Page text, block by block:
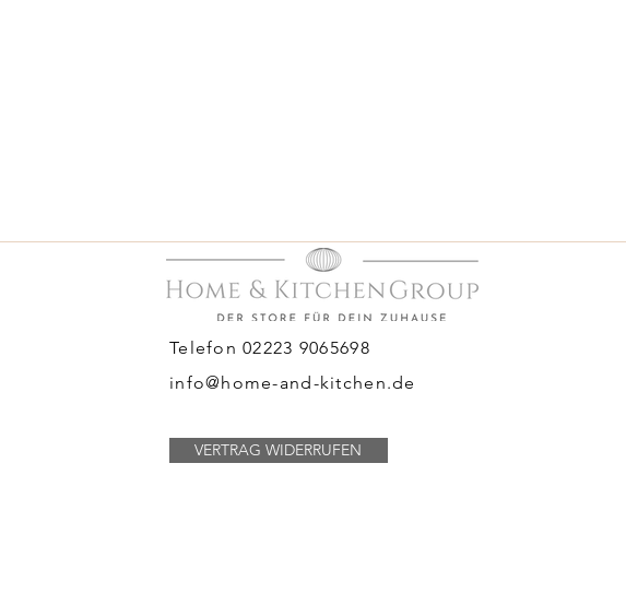
Telefon 02223 9065698
info@home-and-kitchen.de
VERTRAG WIDERRUFEN